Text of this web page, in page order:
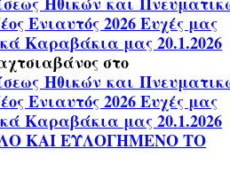
Ενιαυτός 2026 Ευχές μας
Καραβάκια μας 20.1.2026
στο
Ηθικών και
Ενιαυτός 2026 Ευχές μας
Καραβάκια μας 20.1.2026
ΚΑΙ ΕΥΛΟΓΗΜΕΝΟ ΤΟ